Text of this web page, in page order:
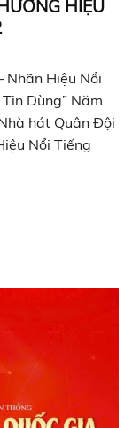
HIỆU
Nhãn Hiệu Nổi
Dùng” Năm
hát Quân Đội
Nổi Tiếng